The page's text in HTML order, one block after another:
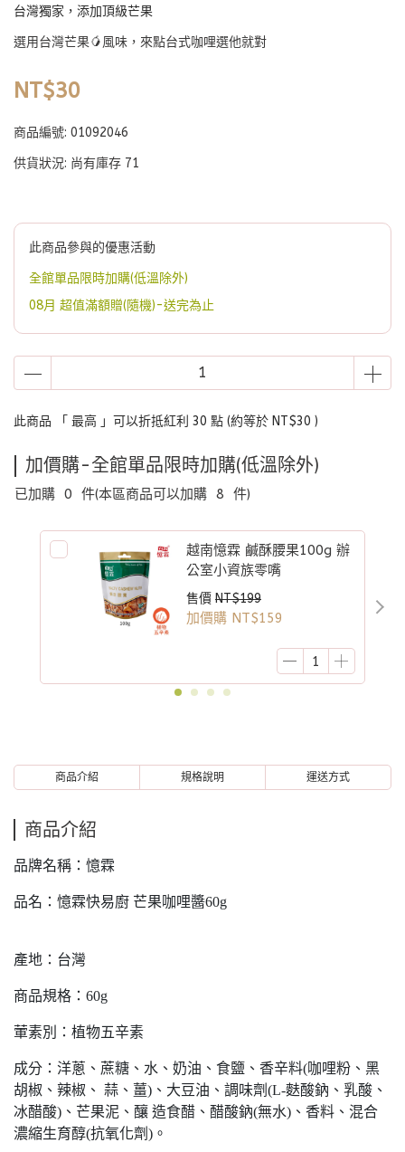
台灣獨家，添加頂級芒果
選用台灣芒果🥭風味，來點台式咖哩選他就對
NT$30
商品編號: 01092046
供貨狀況: 尚有庫存 71
此商品參與的優惠活動
全館單品限時加購(低溫除外)
08月 超值滿額贈(隨機)-送完為止
此商品 「 最高 」可以折抵紅利 30 點 (約等於 NT$30 )
加價購-全館單品限時加購(低溫除外)
已加購 0 件(本區商品可以加購 8 件)
越南憶霖 鹹酥腰果100g 辦
公室小資族零嘴
售價 NT$199
加價購 NT$159
商品介紹 規格說明 運送方式
商品介紹
品牌名稱：憶霖
品名：憶霖快易廚 芒果咖哩醬60g
產地：台灣
商品規格：60g
葷素別：植物五辛素
成分：洋蔥、蔗糖、水、奶油、食鹽、香辛料(咖哩粉、黑
胡椒、辣椒、 蒜、薑)、大豆油、調味劑(L-麩酸鈉、乳酸、
冰醋酸)、芒果泥、釀 造食醋、醋酸鈉(無水)、香料、混合
濃縮生育醇(抗氧化劑)。